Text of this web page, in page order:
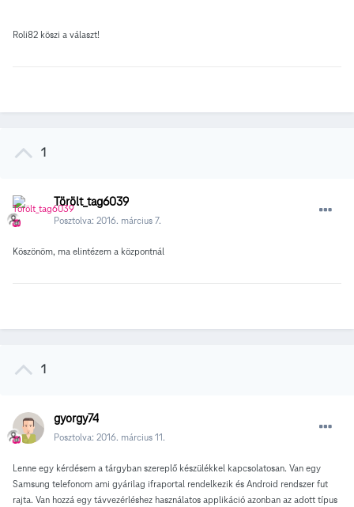
Roli82 köszi a választ!
1
Törölt_tag6039
Posztolva: 2016. március 7.
Köszönöm, ma elintézem a központnál
1
gyorgy74
Posztolva: 2016. március 11.
Lenne egy kérdésem a tárgyban szereplő készülékkel kapcsolatosan. Van egy
Samsung telefonom ami gyárilag ifraportal rendelkezik és Android rendszer fut
rajta. Van hozzá egy távvezérléshez használatos applikáció azonban az adott típus